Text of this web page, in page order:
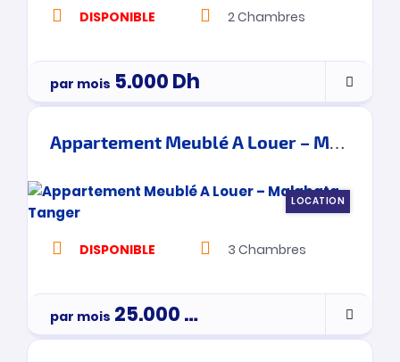
DISPONIBLE 2Chambres
par mois 5.000Dh
Appartement Meublé A Louer – Malabata – Tanger
LOCATION
DISPONIBLE 3 Chambres
par mois 25.000Dh